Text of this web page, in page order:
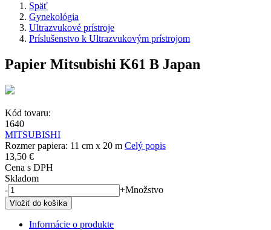
Späť
Gynekológia
Ultrazvukové prístroje
Príslušenstvo k Ultrazvukovým prístrojom
Papier Mitsubishi K61 B Japan
Kód tovaru:
1640
MITSUBISHI
Rozmer papiera: 11 cm x 20 m Celý popis
13,50 €
Cena s DPH
Skladom
-
+Množstvo
Informácie o produkte